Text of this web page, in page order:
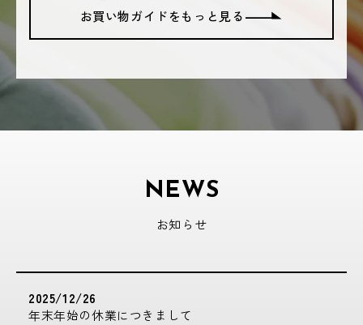
お買い物ガイドをもっと見る
NEWS
お知らせ
2025/12/26
年末年始の休業につきまして